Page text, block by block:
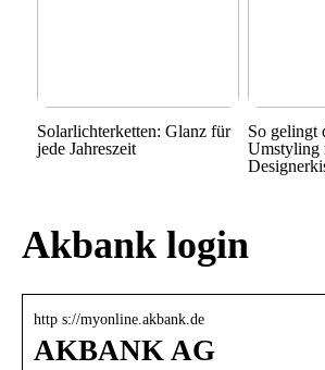
Solarlichterketten: Glanz für
jede Jahreszeit
So gelingt
Umstyling
Akbank login
http s://myonline.akbank.de
AKBANK AG